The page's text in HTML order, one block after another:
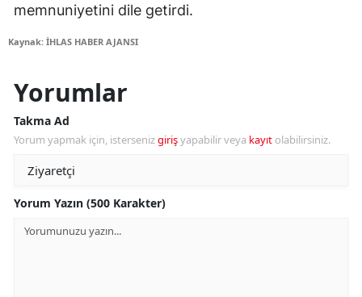
memnuniyetini dile getirdi.
Kaynak: İHLAS HABER AJANSI
Yorumlar
Takma Ad
Yorum yapmak için, istersenizgirişyapabilir veya kayıt olabilirsiniz.
Yorum Yazın (500 Karakter)